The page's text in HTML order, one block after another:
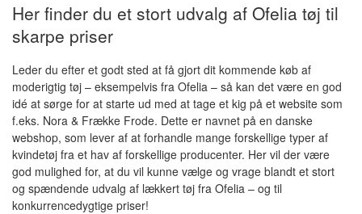
Her finder du et stort udvalg af Ofelia tøj til
skarpe priser
Leder du efter et godt sted at få gjort dit kommende køb af
moderigtig tøj – eksempelvis fra Ofelia – så kan det være en god
idé at sørge for at starte ud med at tage et kig på et website som
f.eks. Nora & Frække Frode. Dette er navnet på en danske
webshop, som lever af at forhandle mange forskellige typer af
kvindetøj fra et hav af forskellige producenter. Her vil der være
god mulighed for, at du vil kunne vælge og vrage blandt et stort
og spændende udvalg af lækkert tøj fra Ofelia – og til
konkurrencedygtige priser!